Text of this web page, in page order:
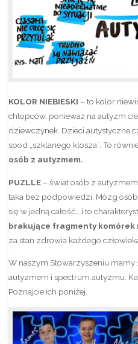
KOLOR NIEBIESKI – to kolor
chłopców, ponieważ na autyzm
dziewczynek. Dzieci autystyczne
spod „szklanego klosza”. To
osób z autyzmem.
PUZLLE– świat osób z autyzmem
taka bez podpowiedzi. Mózg
się w jedną całość….i to
brakujące fragmenty komórek
za stan zdrowia każdego
W naszym Stowarzyszeniu mamy
autyzmem i spectrum autyzmu.
Poznajcie ich poniżej.